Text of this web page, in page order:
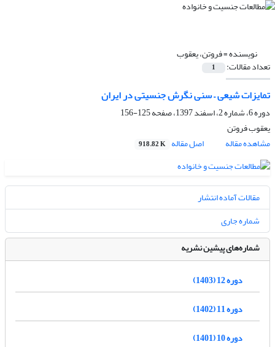
نویسنده =فروتن، یعقوب
تعداد مقالات: 1
تمایزات شیعی – سنی نگرش جنسیتی در ایران
دوره 6، شماره 2، اسفند 1397، صفحه
125-156
یعقوب فروتن
مشاهده مقاله
اصل مقاله 918.82 K
مقالات آماده انتشار
شماره جاری
شماره‌های پیشین نشریه
دوره 12 (1403)
دوره 11 (1402)
دوره 10 (1401)